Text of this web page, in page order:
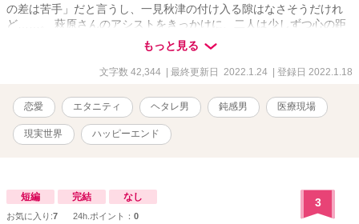
の差は苦手」だと言うし、一見秋津の付け入る隙はなさそうだけれ
ど……。 萩原さんのアシストをきっかけに、二人は少しずつ心の距
離を縮めていく。 採血の練習に付き合ったり、叱られた日に甘いも
のを奢ってあげたり、共通の趣味で盛り上がったり、しつこく言い
寄る男を撃退したり、思わぬ接点を発見したり。 日常を重ねるごと
う、なんて……まさかね？ ヘタレで鈍感な青年医師×恋も特攻・元ヤ
ン娘の恋物語。もどかしい関係の行く末は？ ◇◇◇◇◇◇ 元ヤンナ
ース異世界生活 メインヒロイン 進藤茜と 神様と呼ばれた医師の
異世界生活 主人公 秋津直人の馴れ初め物語
もっと見る
文字数 42,344 | 最終更新日 2022.1.24 | 登録日 2022.1.18
恋愛 エタニティ ヘタレ男 鈍感男 医療現場
現実世界 ハッピーエンド
短編 完結 なし
お気に入り:7 24h.ポイント： 0
3